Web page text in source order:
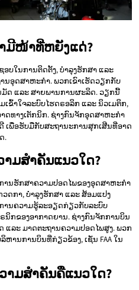
ມີໜ້າທີ່ຫຍັງແດ່?
ໃນການຕິດຕັ້ງ, ບຳລຸງຮັກສາ ແລະ
ນອຸດສາຫະກຳ. ພວກເຂົາເຮັດວຽກກັບ
ດ ແລະ ສາຍພານການຜະລິດ. ວຽກນີ້
ຂົ້າໃຈລະບົບໄຮດຣອລິກ ແລະ ນິວເມຕິກ,
ທາງເຕັກນິກ. ຊ່າງກົນຈັກອຸດສາຫະກຳ
ເພື່ອຮັບມືກັບສະຖານະການສຸກເສີນທີ່ອາດ
.
ມສຳຄັນແນວໃດ?
ນຮັກສາຄວາມປອດໄພຂອງອຸດສາຫະກຳ
ດກາ, ບຳລຸງຮັກສາ ແລະ ສ້ອມແປງ
ານຄວາມຮູ້ລະອຽດກ່ຽວກັບລະບົບ
ຣນິກຂອງອາກາດຍານ. ຊ່າງກົນຈັກການບິນ
ແລະ ມາດຕະຖານຄວາມປອດໄພສູງ. ພວກ
ຫານການບິນທີ່ກ່ຽວຂ້ອງ, ເຊັ່ນ FAA ໃນ
ມສຳຄັນຄືແນວໃດ?